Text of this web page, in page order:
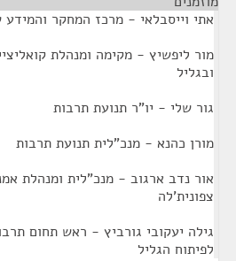
אתי וייסבלאי - מרכז המחקר
מור ליפשיץ - מקימה ומנהלת
ובגליל
גור שלי - יו"ר תנועת תרבות
מורן כהנא - מנכ"לית תנועת תרבות
אור נדב ארגוב - מנכ"לית ומנהלת
צפונית'לה
גילה יעקובי גורביץ - ראש תחום
לפיתוח הגליל